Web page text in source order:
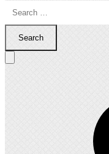
Search